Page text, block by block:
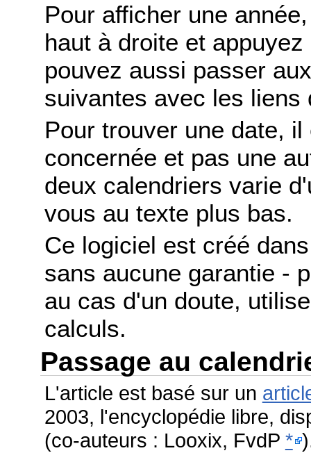
Pour afficher une
haut à droite et
pouvez aussi passer
suivantes avec les liens
Pour trouver une date,
concernée et pas une
deux calendriers varie
vous au texte plus bas.
Ce logiciel est créé
sans aucune garantie -
au cas d'un doute,
calculs.
Passage au
L'article est basé sur un
2003, l'encyclopédie libre,
(co-auteurs : Looxix, FvdP *